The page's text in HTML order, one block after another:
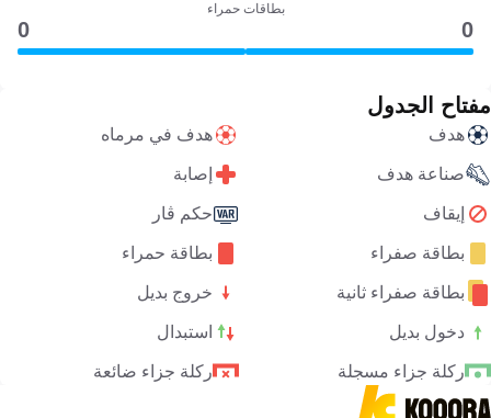
بطاقات حمراء
0
0
مفتاح الجدول
هدف هدف في مرماه
صناعة هدف إصابة
إيقاف حكم ڤار
بطاقة صفراء بطاقة حمراء
بطاقة صفراء ثانية خروج بديل
دخول بديل استبدال
ركلة جزاء مسجلة ركلة جزاء ضائعة